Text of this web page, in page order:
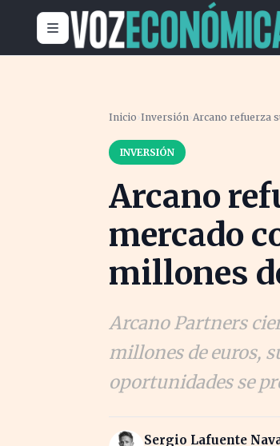
Inicio ›Inversión›Arcano refuerza
INVERSIÓN
Arcano
mercado
millones
Arcano Partners
millones de euros,
oportunidades se
Sergio Lafuente